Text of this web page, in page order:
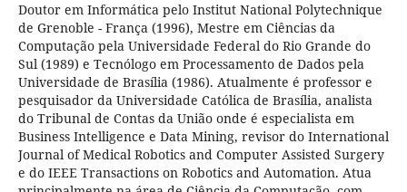
Doutor em Informática pelo Institut National Polytechnique
de Grenoble - França (1996), Mestre em Ciências da
Computação pela Universidade Federal do Rio Grande do
Sul (1989) e Tecnólogo em Processamento de Dados pela
Universidade de Brasília (1986). Atualmente é professor e
pesquisador da Universidade Católica de Brasília, analista
do Tribunal de Contas da União onde é especialista em
Business Intelligence e Data Mining, revisor do International
Journal of Medical Robotics and Computer Assisted Surgery
e do IEEE Transactions on Robotics and Automation. Atua